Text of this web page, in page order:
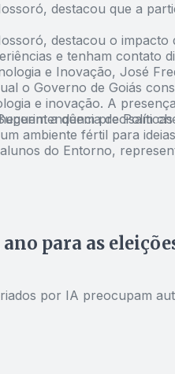
destacou que a
destacou o
e tenham contato
e Inovação, José
o Governo de Goiás
e inovação. A
a quem precisam
de
ambiente fértil para
do Entorno,
para as
por IA preocupam